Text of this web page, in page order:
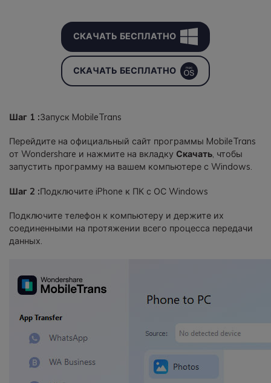
СКАЧАТЬ БЕСПЛАТНО
СКАЧАТЬ БЕСПЛАТНО
Шаг 1 :Запуск MobileTrans
Перейдите на официальный сайт программы MobileTrans
от Wondershare и нажмите на вкладку Скачать, чтобы
запустить программу на вашем компьютере с Windows.
Шаг 2 :Подключите iPhone к ПК с ОС Windows
Подключите телефон к компьютеру и держите их
соединенными на протяжении всего процесса передачи
данных.